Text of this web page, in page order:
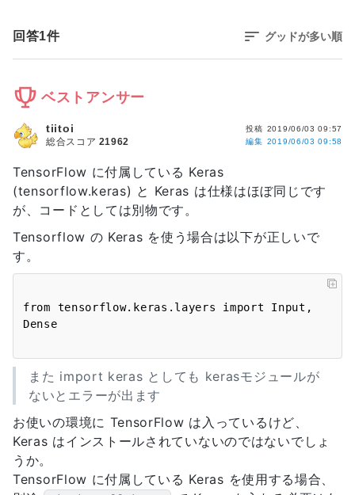
回答1件 グッドが多い順
ベストアンサー
TensorFlow に付属している Keras
(tensorflow.keras) と Keras は仕様はほぼ同じです
が、コードとしては別物です。
Tensorflow の Keras を使う場合は以下が正しいで
す。
from tensorflow.keras.layers import Input,
また import keras としても kerasモジュールが
ないとエラーが出ます
お使いの環境に TensorFlow は入っているけど、
Keras はインストールされていないのではないでしょ
うか。
TensorFlow に付属している Keras を使用する場合、
投稿 2019/06/03 09:57
編集 2019/06/03 09:58
tiitoi
総合スコア 21962